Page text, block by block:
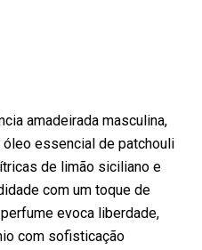
amadeirada masculina,
óleo essencial de patchouli
de limão siciliano e
com um toque de
evoca liberdade,
com sofisticação